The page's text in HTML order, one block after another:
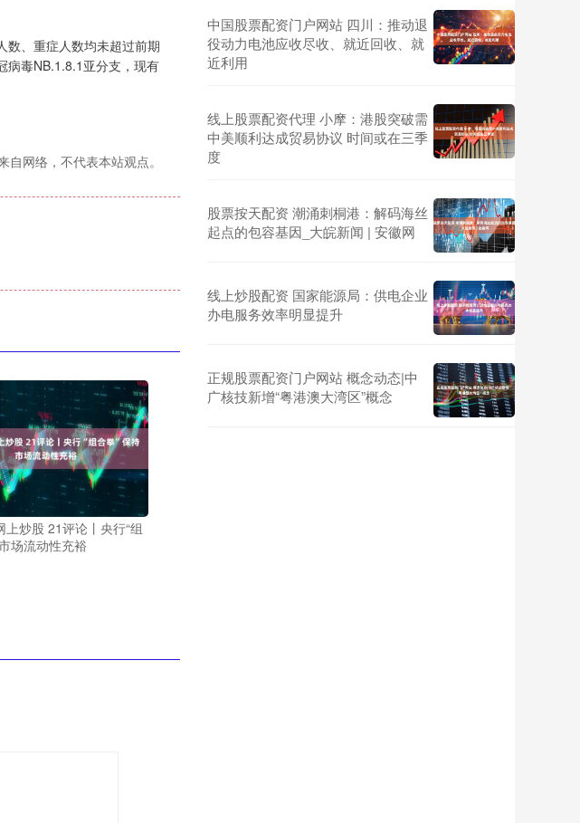
、重症人数均未超过前期
病毒NB.1.8.1亚分支，现有
自网络，不代表本站观点。
上炒股 21评论丨央行“组
场流动性充裕
中国股票配资门户网站 四川：推动退
役动力电池应收尽收、就近回收、就
近利用
线上股票配资代理 小摩：港股突破需
中美顺利达成贸易协议 时间或在三季
度
股票按天配资 潮涌刺桐港：解码海丝
起点的包容基因_大皖新闻 | 安徽网
线上炒股配资 国家能源局：供电企业
办电服务效率明显提升
正规股票配资门户网站 概念动态|中
广核技新增“粤港澳大湾区”概念